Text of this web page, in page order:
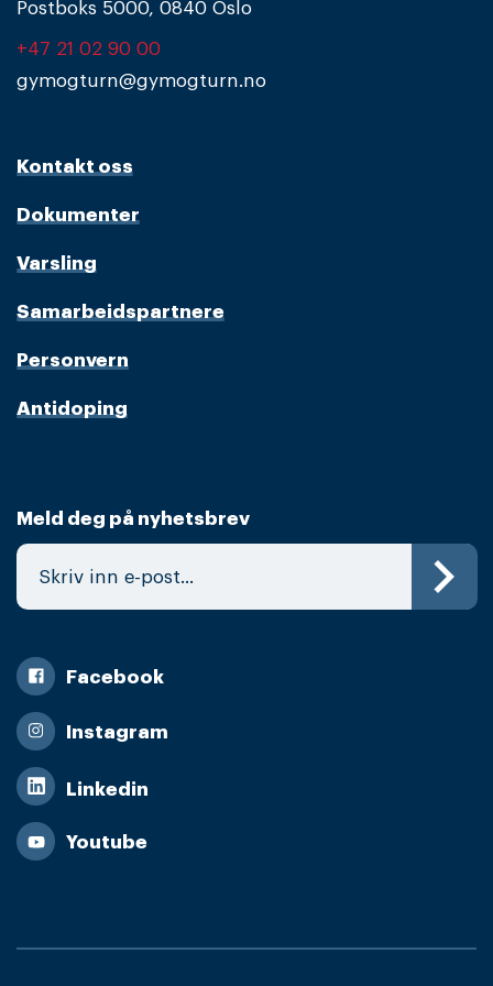
Postboks 5000, 0840 Oslo
+47 21 02 90 00
gymogturn@gymogturn.no
Kontakt oss
Dokumenter
Varsling
Samarbeidspartnere
Personvern
Antidoping
Meld deg på nyhetsbrev
Facebook
Instagram
Linkedin
Youtube